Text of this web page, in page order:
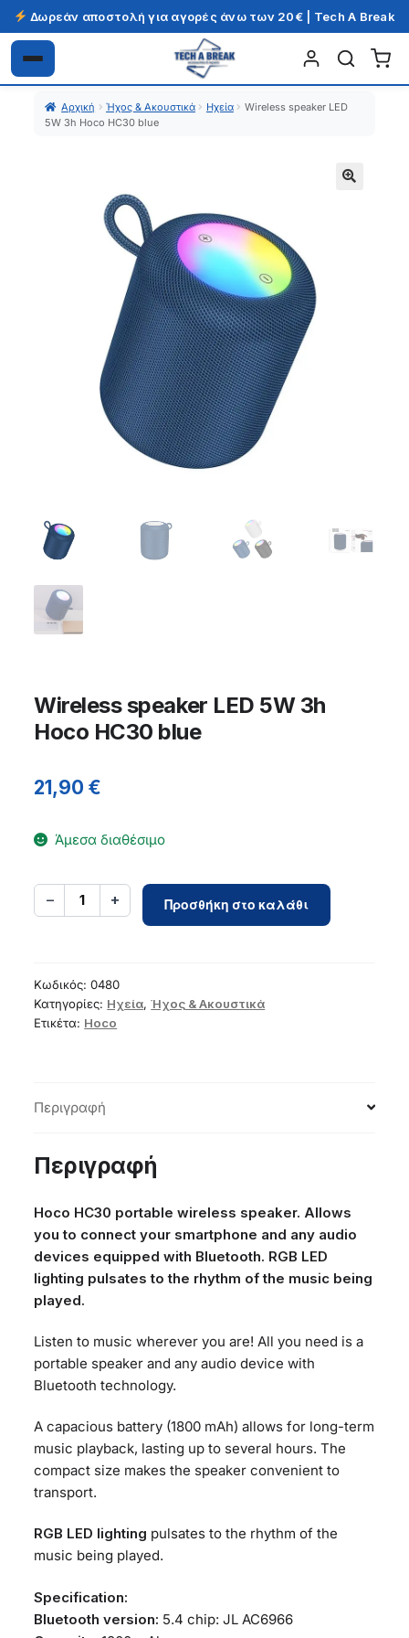
Δωρεάν αποστολή για αγορές άνω των 20€ | Tech A Break
Απευθείας
μετάβαση
Μετάβαση
σε
περιεχόμενο
Αρχική Ήχος & Ακουστικά Ηχεία
Wireless speaker LED
5W 3h Hoco HC30 blue
Wireless speaker LED 5W 3h
Hoco HC30 blue
21,90€
Άμεσα διαθέσιμο
− 1 +
Wireless
speaker
Hoco
Προσθήκη στο καλάθι
Κωδικός:0480
Κατηγορίες: Ηχεία,Ήχος & Ακουστικά
Ετικέτα: Hoco
Περιγραφή
Περιγραφή
Hoco HC30 portable wireless speaker. Allows
you to connect your smartphone and any audio
devices equipped with Bluetooth. RGB LED
lighting pulsates to the rhythm of the music being
played.
Listen to music wherever you are! All you need is a
portable speaker and any audio device with
Bluetooth technology.
A capacious battery (1800 mAh) allows for long-term
music playback, lasting up to several hours. The
compact size makes the speaker convenient to
transport.
RGB LED lighting pulsates to the rhythm of the
music being played.
Specification:
Bluetooth version: 5.4 chip: JL AC6966